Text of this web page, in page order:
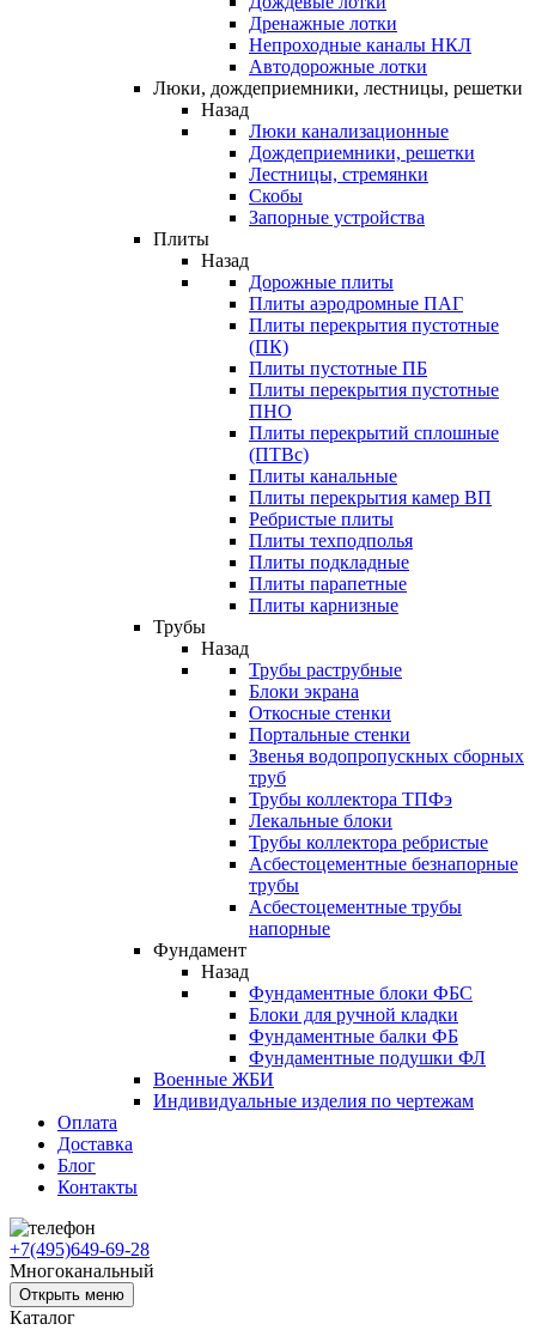
Дренажные лотки
Непроходные каналы НКЛ
Автодорожные лотки
Люки, дождеприемники, лестницы, решетки
Назад
Люки канализационные
Дождеприемники, решетки
Лестницы, стремянки
Скобы
Запорные устройства
Плиты
Назад
Дорожные плиты
Плиты аэродромные ПАГ
Плиты перекрытия пустотные
(ПК)
Плиты пустотные ПБ
Плиты перекрытия пустотные
ПНО
Плиты перекрытий сплошные
(ПТВс)
Плиты канальные
Плиты перекрытия камер ВП
Ребристые плиты
Плиты техподполья
Плиты подкладные
Плиты парапетные
Плиты карнизные
Трубы
Назад
Трубы раструбные
Блоки экрана
Откосные стенки
Портальные стенки
Звенья водопропускных сборных
труб
Трубы коллектора ТПФэ
Лекальные блоки
Трубы коллектора ребристые
Асбестоцементные безнапорные
трубы
Асбестоцементные трубы
напорные
Фундамент
Назад
Фундаментные блоки ФБС
Блоки для ручной кладки
Фундаментные балки ФБ
Фундаментные подушки ФЛ
Военные ЖБИ
Индивидуальные изделия по чертежам
Оплата
Доставка
Блог
Контакты
+7(495)649-69-28
Многоканальный
Открыть меню
Каталог